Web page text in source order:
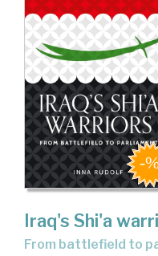
Iraq's Shi'a
from battlefield to